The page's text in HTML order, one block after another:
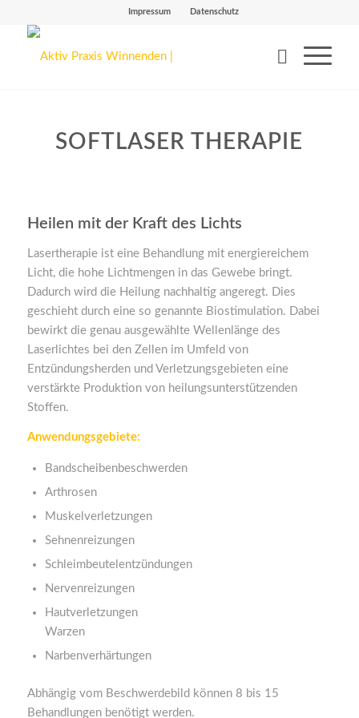
Impressum Datenschutz
SOFTLASER THERAPIE
Heilen mit der Kraft des Lichts
Lasertherapie ist eine Be­handlung mit energiereichem
Licht, die hohe Lichtmengen in das Gewebe bringt.
Dadurch wird die Heilung nachhaltig angeregt. Dies
geschieht durch eine so genannte Biostimulation. Dabei
bewirkt die genau ausgewählte Wellenlänge des
Laserlichtes bei den Zellen im Umfeld von
Entzündungsherden und Verletzungsgebieten eine
verstärkte Produktion von heilungsunterstützenden
Stoffen.
Anwendungsgebiete:
Bandscheibenbeschwerden
Arthrosen
Muskelverletzungen
Sehnenreizungen
Schleimbeutelentzündungen
Nervenreizungen
Hautverletzungen
Warzen
Narbenverhärtungen
Abhängig vom Beschwerdebild können 8 bis 15
Behandlungen benötigt werden.